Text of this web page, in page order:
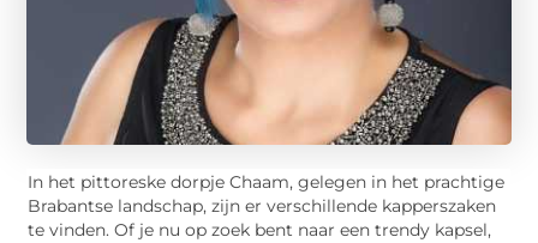
In het pittoreske dorpje Chaam, gelegen in het prachtige
Brabantse landschap, zijn er verschillende kapperszaken
te vinden. Of je nu op zoek bent naar een trendy kapsel,